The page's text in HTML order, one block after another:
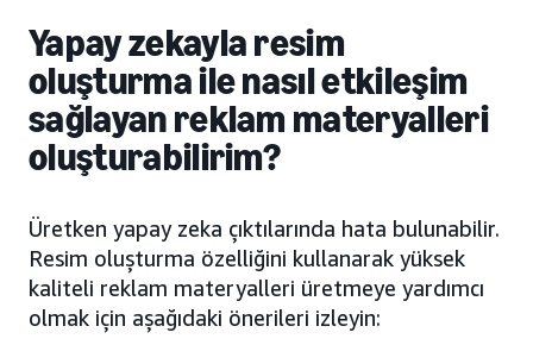
Yapay zekayla resim
oluşturma ile nasıl etkileşim
sağlayan reklam materyalleri
oluşturabilirim?
Üretken yapay zeka çıktılarında hata bulunabilir.
Resim oluşturma özelliğini kullanarak yüksek
kaliteli reklam materyalleri üretmeye yardımcı
olmak için aşağıdaki önerileri izleyin: